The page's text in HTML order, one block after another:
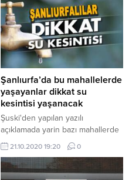
Şanlıurfa’da bu mahallelerde
yaşayanlar dikkat su
kesintisi yaşanacak
Şuski'den yapılan yazılı
açıklamada yarin bazı mahallerde
su kesintisi uygulanacak.
21.10.2020 19:20 0